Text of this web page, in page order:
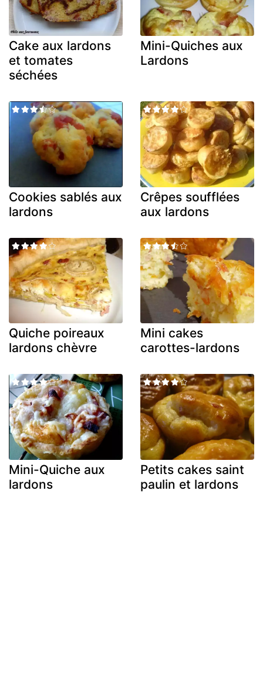
Cake aux lardons
et tomates
séchées
Mini-Quiches aux
Lardons
Cookies sablés aux
lardons
Crêpes soufflées
aux lardons
Quiche poireaux
lardons chèvre
Mini cakes
carottes-lardons
Mini-Quiche aux
lardons
Petits cakes saint
paulin et lardons